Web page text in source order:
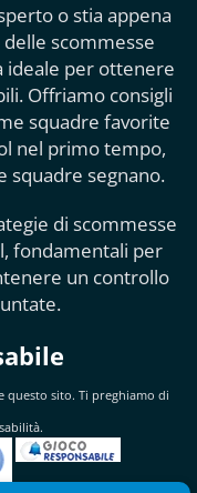
o stia appena
scommesse
ideale per ottenere
Offriamo consigli
squadre favorite
nel primo tempo,
squadre segnano.
di scommesse
fondamentali per
un controllo
questo sito. Ti preghiamo di